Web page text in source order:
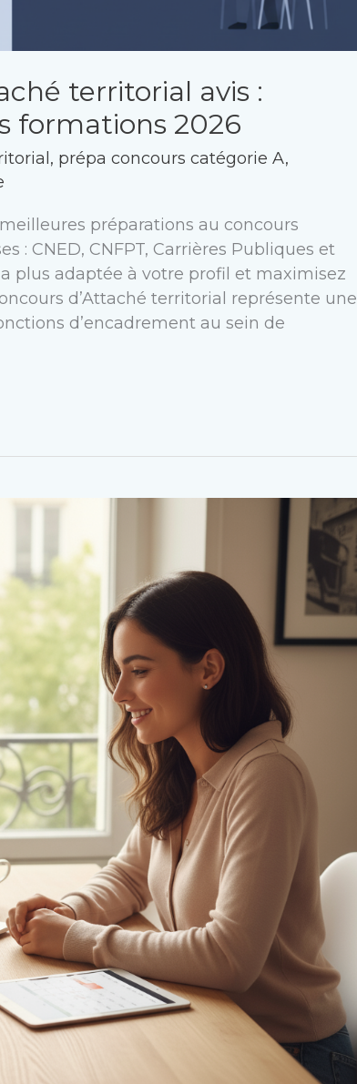
territorial avis :
formations 2026
, prépa concours catégorie A,
préparations au concours
: CNED, CNFPT, Carrières Publiques et
plus adaptée à votre profil et maximisez
d’Attaché territorial représente une
d’encadrement au sein de